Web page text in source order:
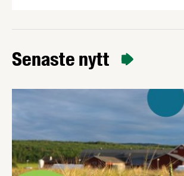
med Edward Blom, panelsamtal om
världens bästa fika och mycket,
video. Det övergripande temat …
Senaste nytt